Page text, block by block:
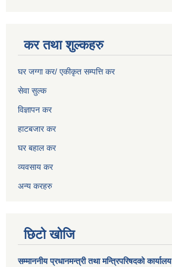
कर तथा शुल्कहरु
घर जग्गा कर/ एकीकृत सम्पत्ति कर
सेवा सुल्क
विज्ञापन कर
हाटबजार कर
घर बहाल कर
व्यवसाय कर
अन्य करहरु
छिटो खोजि
सम्माननीय प्रधानमन्त्री तथा मन्त्रिपरिषद‌को कार्यालय